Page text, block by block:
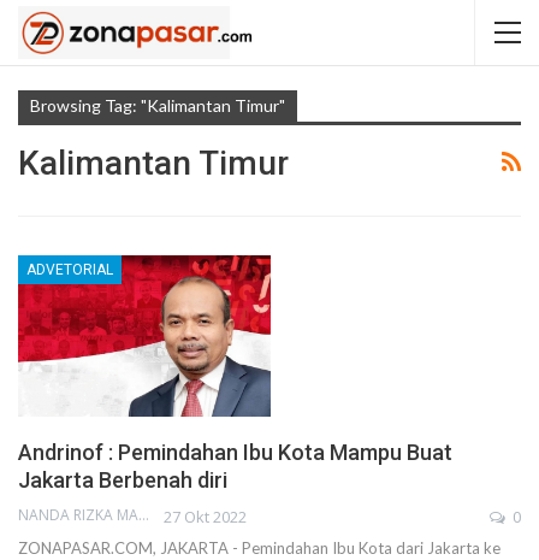
Browsing Tag: "Kalimantan Timur"
Kalimantan Timur
ADVETORIAL
Andrinof : Pemindahan Ibu Kota Mampu Buat
Jakarta Berbenah diri
NANDA RIZKA MAHENDRA 27 Okt 2022 0
ZONAPASAR.COM, JAKARTA - Pemindahan Ibu Kota dari Jakarta ke